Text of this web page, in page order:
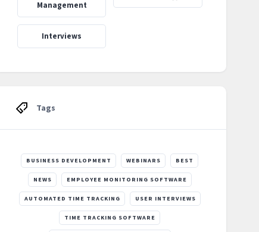
Management
Interviews
Tags
BUSINESS DEVELOPMENT WEBINARS BEST
NEWS EMPLOYEE MONITORING SOFTWARE
AUTOMATED TIME TRACKING USER INTERVIEWS
TIME TRACKING SOFTWARE